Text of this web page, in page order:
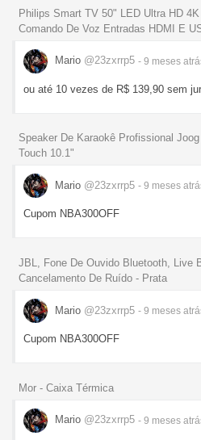
Philips Smart TV 50" LED Ultra HD
Comando De Voz Entradas HDMI E
Mario @23zxrrp5 - 9 meses
ou até 10 vezes de R$ 139,90 sem
Speaker De Karaokê Profissional
Touch 10.1"
Mario @23zxrrp5 - 9 meses
Cupom NBA300OFF
JBL, Fone De Ouvido Bluetooth, Live
Cancelamento De Ruído - Prata
Mario @23zxrrp5 - 9 meses
Cupom NBA300OFF
Mor - Caixa Térmica
Mario @23zxrrp5 - 9 meses